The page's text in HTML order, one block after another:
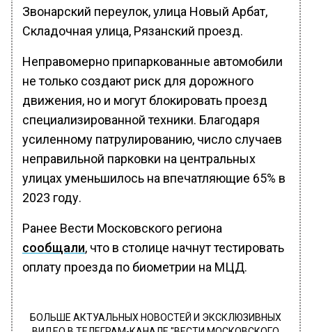
Звонарский переулок, улица Новый Арбат,
Складочная улица, Рязанский проезд.
Неправомерно припаркованные автомобили
не только создают риск для дорожного
движения, но и могут блокировать проезд
специализированной техники. Благодаря
усиленному патрулированию, число случаев
неправильной парковки на центральных
улицах уменьшилось на впечатляющие 65% в
2023 году.
Ранее Вести Московского региона
сообщали, что в столице начнут тестировать
оплату проезда по биометрии на МЦД.
БОЛЬШЕ АКТУАЛЬНЫХ НОВОСТЕЙ И ЭКСКЛЮЗИВНЫХ